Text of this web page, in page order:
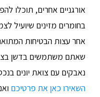
אורגניים אחרים, תוכלו
בחומרים מזינים שיועיל
אחר עצות הבטיחות
שאתם משתמשים בדשן
נאבקים עם צואת יונים
השאירו כאן את פרטיכם